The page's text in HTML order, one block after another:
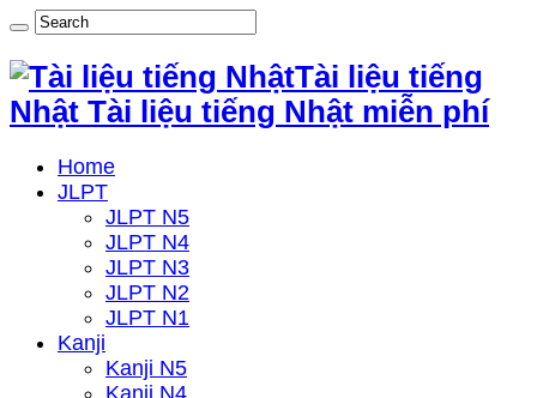
Tài liệu tiếng
Nhật Tài liệu tiếng Nhật miễn phí
Home
JLPT
JLPT N5
JLPT N4
JLPT N3
JLPT N2
JLPT N1
Kanji
Kanji N5